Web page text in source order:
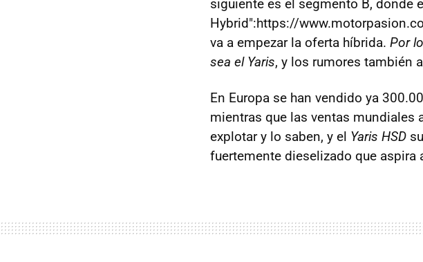
siguiente es el segmento B, donde
Hybrid":https://
va a empezar la oferta híbrida. Por
sea el Yaris, y los rumores también
En Europa se han vendido ya
mientras que las ventas mundiales
explotar y lo saben, y el Yaris HSD
fuertemente dieselizado que aspira